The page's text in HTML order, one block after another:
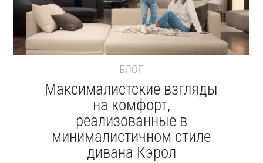
БЛОГ
Максималистские взгляды
на комфорт,
реализованные в
минималистичном стиле
дивана Кэрол